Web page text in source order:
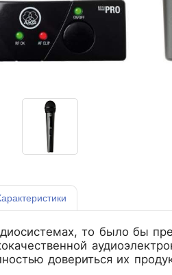
то было бы
довериться их